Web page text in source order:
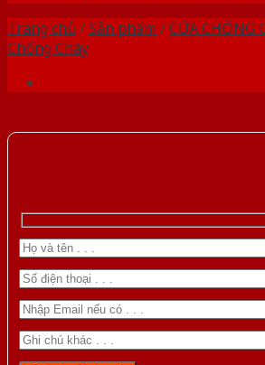
Trang chủ /Sản phẩm /CỬA CHỐNG
Chống Cháy